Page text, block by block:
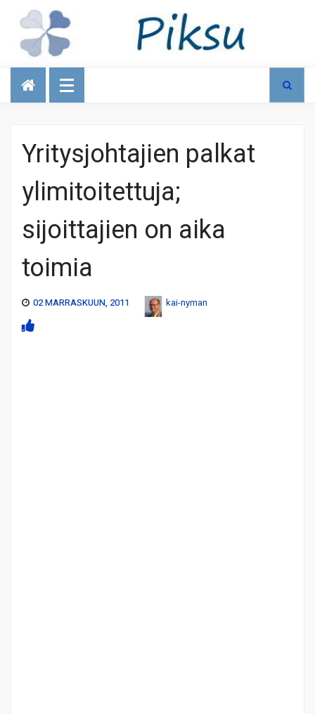
Talous
Yritysjohtajien palkat
ylimitoitettuja;
sijoittajien on aika
toimia
02 MARRASKUUN, 2011 kai-nyman